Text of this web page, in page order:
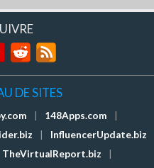
DE SITES
148Apps.com
InfluencerUpdate.biz
TheVirtualReport.biz